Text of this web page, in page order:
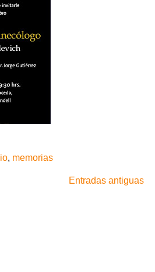
, memorias
Entradas antiguas